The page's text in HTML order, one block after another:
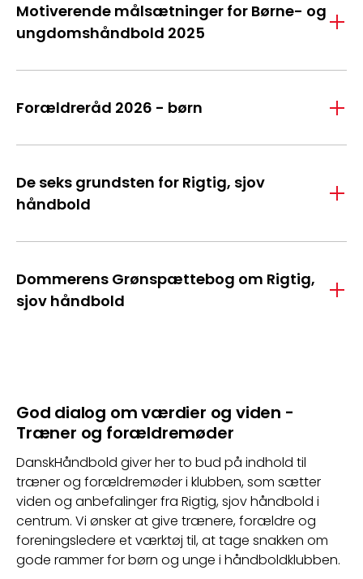
Motiverende målsætninger for Børne- og
ungdomshåndbold 2025
Forældreråd 2026 - børn
De seks grundsten for Rigtig, sjov
håndbold
Dommerens Grønspættebog om Rigtig,
sjov håndbold
God dialog om værdier og viden -
Træner og forældremøder
DanskHåndbold giver her to bud på indhold til
træner og forældremøder i klubben, som sætter
viden og anbefalinger fra Rigtig, sjov håndbold i
centrum. Vi ønsker at give trænere, forældre og
foreningsledere et værktøj til, at tage snakken om
gode rammer for børn og unge i håndboldklubben.